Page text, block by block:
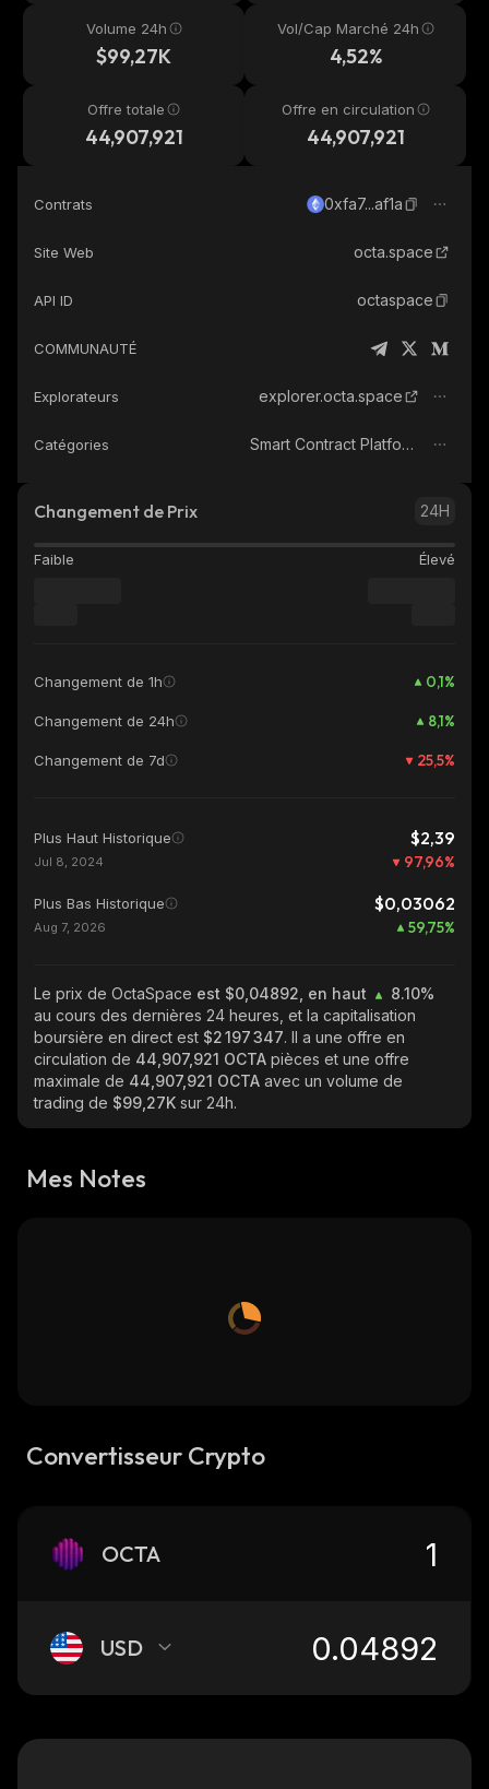
Volume 24h
$99,27K
Vol/Cap Marché 24h
4,52%
Offre totale
44,907,921
Offre en circulation
44,907,921
Contrats 0xfa7...af1a
Site Web octa.space
API ID octaspace
COMMUNAUTÉ
Explorateurs explorer.octa.space
Catégories Smart Contract Platform
Changement de Prix 24H
Faible Élevé
Changement de 1h 0,1%
Changement de 24h 8,1%
Changement de 7d 25,5%
Plus Haut Historique $2,39
Jul 8, 2024 97,96%
Plus Bas Historique $0,03062
Aug 7, 2026 59,75%
Le prix de OctaSpace est $0,04892, en haut
8.10%
au cours des dernières 24 heures, et la capitalisation
boursière en direct est $2 197 347. Il a une offre en
circulation de 44,907,921 OCTA pièces et une offre
maximale de 44,907,921 OCTA avec un volume de
trading de $99,27K sur 24h.
Mes Notes
Convertisseur Crypto
OCTA
USD